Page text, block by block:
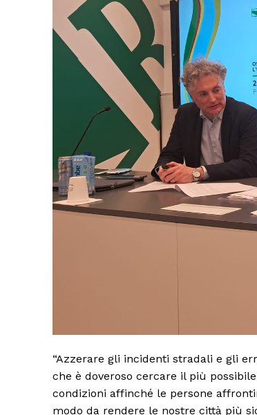
“Azzerare gli incidenti stradali e gli
che è doveroso cercare il più
condizioni affinché le persone
modo da rendere le nostre città più